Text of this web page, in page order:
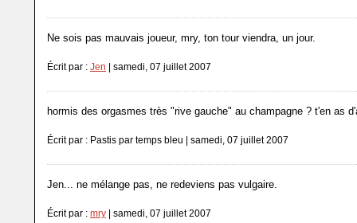
Ne sois pas mauvais joueur, mry, ton tour viendra, un jour.
Écrit par : Jen | samedi, 07 juillet 2007
hormis des orgasmes très "rive gauche" au champagne ? t'en as
Écrit par : Pastis par temps bleu | samedi, 07 juillet 2007
Jen... ne mélange pas, ne redeviens pas vulgaire.
Écrit par : mry | samedi, 07 juillet 2007